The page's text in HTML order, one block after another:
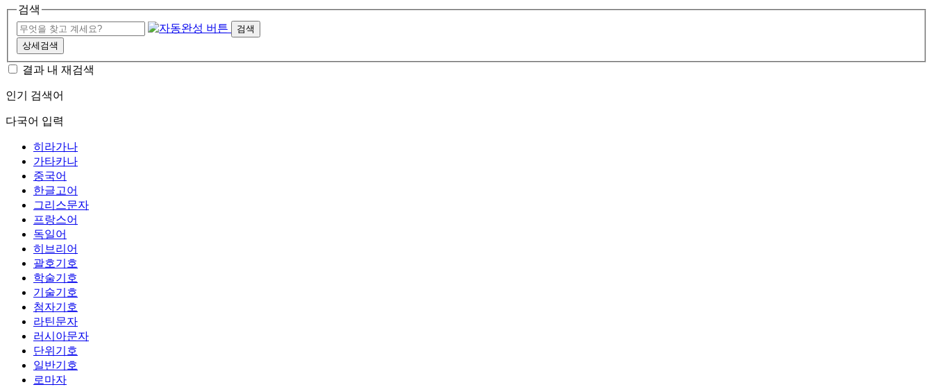
검색
검색
상세검색
결과 내 재검색
인기 검색어
다국어 입력
히라가나
가타카나
중국어
한글고어
그리스문자
프랑스어
독일어
히브리어
괄호기호
학술기호
기술기호
첨자기호
라틴문자
러시아문자
단위기호
일반기호
로마자